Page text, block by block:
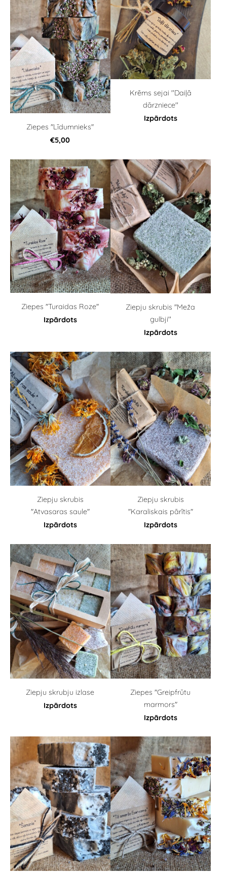
Ziepes "Līdumnieks"
€5,00
Krēms sejai ''Daiļā
dārzniece''
Izpārdots
Ziepes "Turaidas Roze"
Izpārdots
Ziepju skrubis "Meža
gulbji''
Izpārdots
Ziepju skrubis
"Atvasaras saule"
Izpārdots
Ziepju skrubis
"Karaliskais pārītis"
Izpārdots
Ziepju skrubju izlase
Izpārdots
Ziepes "Greipfrūtu
marmors"
Izpārdots